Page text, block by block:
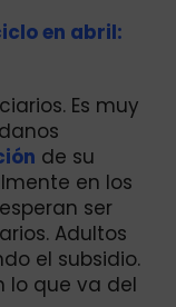
en abril:
Es muy
de su
en los
ser
Adultos
el subsidio.
lo que va del